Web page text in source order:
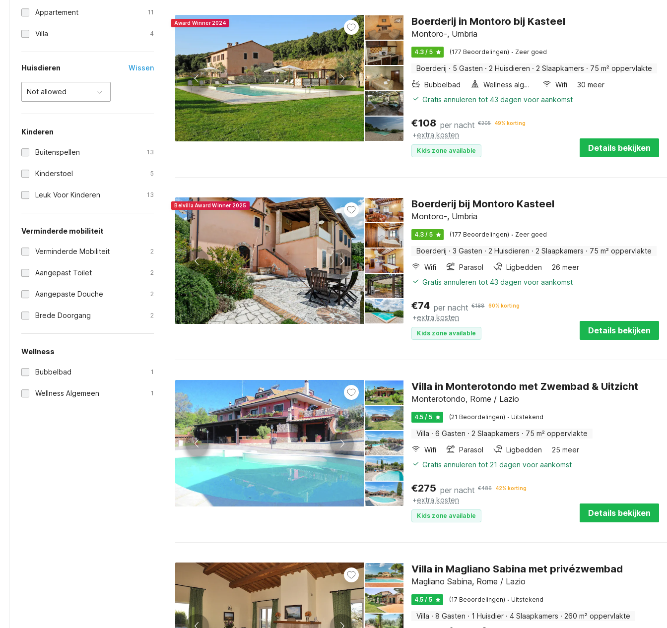
Appartement 11
Villa 4
Huisdieren Wissen
Not allowed
Kinderen
Buitenspellen 13
Kinderstoel 5
Leuk Voor Kinderen 13
Verminderde mobiliteit
Verminderde Mobiliteit 2
Aangepast Toilet 2
Aangepaste Douche 2
Brede Doorgang 2
Wellness
Bubbelbad 1
Wellness Algemeen 1
Award Winner 2024 Boerderij in Montoro bij Kasteel
Montoro-, Umbria
4.3 / 5 (177 Beoordelingen) · Zeer goed
Boerderij · 5 Gasten · 2 Huisdieren · 2 Slaapkamers · 75 m² oppervlakte
Bubbelbad
Wellness algemeen Wifi
30 meer
Gratis annuleren tot 43 dagen voor aankomst
€108 per nacht €205 49% korting
+extra kosten
Kids zone available Details bekijken
Belvilla Award Winner 2025 Boerderij bij Montoro Kasteel
Montoro-, Umbria
4.3 / 5 (177 Beoordelingen) · Zeer goed
Boerderij · 3 Gasten · 2 Huisdieren · 2 Slaapkamers · 75 m² oppervlakte
Wifi
Parasol Ligbedden
26 meer
Gratis annuleren tot 43 dagen voor aankomst
€74 per nacht €188 60% korting
+extra kosten
Kids zone available Details bekijken
Villa in Monterotondo met Zwembad & Uitzicht
Monterotondo, Rome / Lazio
4.5 / 5 (21 Beoordelingen) · Uitstekend
Villa · 6 Gasten · 2 Slaapkamers · 75 m² oppervlakte
Wifi
Parasol Ligbedden
25 meer
Gratis annuleren tot 21 dagen voor aankomst
€275 per nacht €486 42% korting
+extra kosten
Kids zone available Details bekijken
Villa in Magliano Sabina met privézwembad
Magliano Sabina, Rome / Lazio
4.5 / 5 (17 Beoordelingen) · Uitstekend
Villa · 8 Gasten · 1 Huisdier · 4 Slaapkamers · 260 m² oppervlakte